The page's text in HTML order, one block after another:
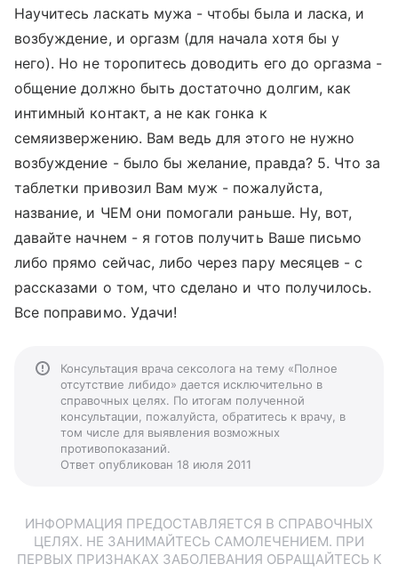
Научитесь ласкать мужа - чтобы была и ласка, и
возбуждение, и оргазм (для начала хотя бы у
него). Но не торопитесь доводить его до оргазма -
общение должно быть достаточно долгим, как
интимный контакт, а не как гонка к
семяизвержению. Вам ведь для этого не нужно
возбуждение - было бы желание, правда? 5. Что за
таблетки привозил Вам муж - пожалуйста,
название, и ЧЕМ они помогали раньше. Ну, вот,
давайте начнем - я готов получить Ваше письмо
либо прямо сейчас, либо через пару месяцев - с
рассказами о том, что сделано и что получилось.
Все поправимо. Удачи!
Консультация врача сексолога на тему «Полное
отсутствие либидо» дается исключительно в
справочных целях. По итогам полученной
консультации, пожалуйста, обратитесь к врачу, в
том числе для выявления возможных
противопоказаний.
Ответ опубликован 18 июля 2011
ИНФОРМАЦИЯ ПРЕДОСТАВЛЯЕТСЯ В СПРАВОЧНЫХ
ЦЕЛЯХ. НЕ ЗАНИМАЙТЕСЬ САМОЛЕЧЕНИЕМ. ПРИ
ПЕРВЫХ ПРИЗНАКАХ ЗАБОЛЕВАНИЯ ОБРАЩАЙТЕСЬ К